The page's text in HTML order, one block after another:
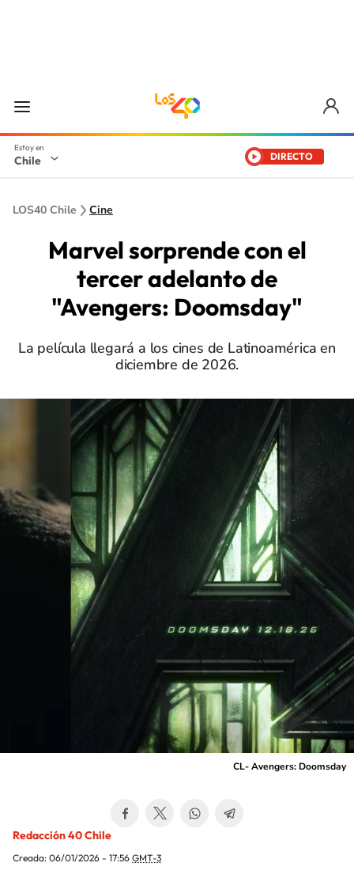
Chile DIRECTO
LOS40 Chile Cine
Marvel sorprende con el
tercer adelanto de
"Avengers: Doomsday"
La película llegará a los cines de Latinoamérica en
diciembre de 2026.
CL- Avengers: Doomsday
Redacción 40 Chile
Creada: 06/01/2026 - 17:56 GMT-3